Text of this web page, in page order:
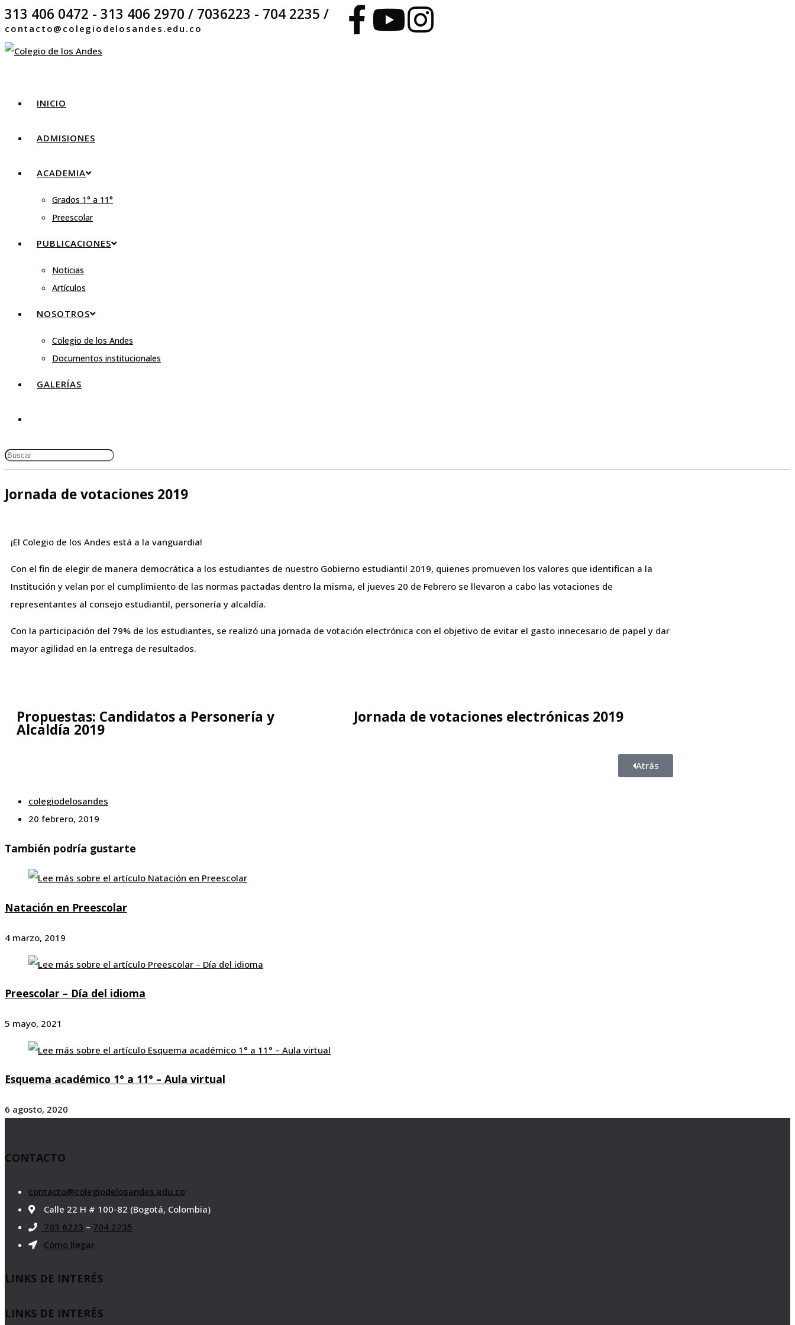
313 406 0472 - 313 406 2970 / 7036223 - 704 2235 /
contacto@colegiodelosandes.edu.co
INICIO
ADMISIONES
ACADEMIA
Grados 1° a 11°
Preescolar
PUBLICACIONES
Noticias
Artículos
NOSOTROS
Colegio de los Andes
Documentos institucionales
GALERÍAS
Jornada de votaciones 2019
¡El Colegio de los Andes está a la vanguardia!
Con el fin de elegir de manera democrática a los estudiantes de nuestro Gobierno estudiantil 2019, quienes promueven los valores que identifican a la
Institución y velan por el cumplimiento de las normas pactadas dentro la misma, el jueves 20 de Febrero se llevaron a cabo las votaciones de
representantes al consejo estudiantil, personería y alcaldía.
Con la participación del 79% de los estudiantes, se realizó una jornada de votación electrónica con el objetivo de evitar el gasto innecesario de papel y dar
mayor agilidad en la entrega de resultados.
Propuestas: Candidatos a Personería y
Alcaldía 2019
Jornada de votaciones electrónicas 2019
Atrás
colegiodelosandes
20 febrero, 2019
También podría gustarte
Natación en Preescolar
4 marzo, 2019
Preescolar – Día del idioma
5 mayo, 2021
Esquema académico 1° a 11° – Aula virtual
6 agosto, 2020
CONTACTO
contacto@colegiodelosandes.edu.co
Calle 22 H # 100-82 (Bogotá, Colombia)
703 6223 – 704 2235
Cómo llegar
LINKS DE INTERÉS
LINKS DE INTERÉS